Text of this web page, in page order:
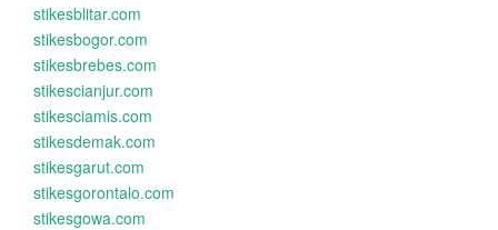
stikesblitar.com
stikesbogor.com
stikesbrebes.com
stikescianjur.com
stikesciamis.com
stikesdemak.com
stikesgarut.com
stikesgorontalo.com
stikesgowa.com